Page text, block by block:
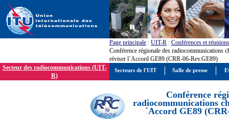
Page principale : UIT-R : Conférences et réunions
Conférence régionale des radiocommunications
réviser l´Accord GE89 (CRR-06-Rev.GE89)
Secteur des radiocommunications (UIT-
R)
Conférence
radiocommunications
´Accord GE89
Secteurs de l'UIT Salle de presse